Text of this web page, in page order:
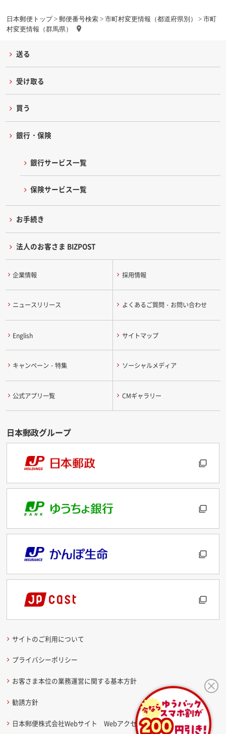
日本郵便トップ> 郵便番号検索> 市町村変更情報（都道府県別）
> 市町
村変更情報（群馬県）
送る
受け取る
買う
銀行・保険
銀行サービス一覧
保険サービス一覧
お手続き
法人のお客さま BIZPOST
企業情報 採用情報
ニュースリリース よくあるご質問・お問い合わせ
English サイトマップ
キャンペーン・特集 ソーシャルメディア
公式アプリ一覧 CMギャラリー
サイトのご利用について
プライバシーポリシー
お客さま本位の業務運営に関する基本方針
勧誘方針
日本郵便株式会社Webサイト Webアクセシビリティ方針